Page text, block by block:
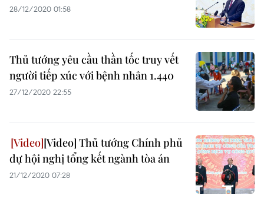
28/12/2020 01:58
Thủ tướng yêu cầu thần tốc truy vết
người tiếp xúc với bệnh nhân 1.440
27/12/2020 22:55
[Video] Thủ tướng Chính phủ
dự hội nghị tổng kết ngành tòa án
21/12/2020 07:28